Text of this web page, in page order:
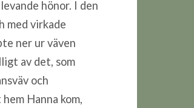
hönor. I den
med virkade
ner ur väven
av det, som
och
Hanna kom,